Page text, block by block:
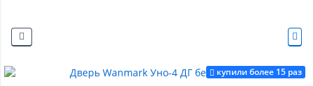
купили более 15 раз